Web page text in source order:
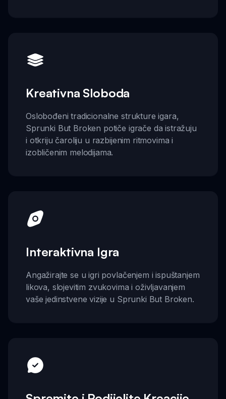
Kreativna Sloboda
Oslobođeni tradicionalne strukture igara,
Sprunki But Broken potiče igrače da istražuju
i otkriju čaroliju u razbijenim ritmovima i
izobličenim melodijama.
Interaktivna Igra
Angažirajte se u igri povlačenjem i ispuštanjem
likova, slojevitim zvukovima i oživljavanjem
vaše jedinstvene vizije u Sprunki But Broken.